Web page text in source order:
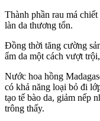
Thành phần rau má
làn da thương tổn.
Đồng thời tăng cường
ẩm da một cách vượt
Nước hoa hồng
có khả năng loại bỏ đi
tạo tế bào da, giảm nếp
trông thấy.